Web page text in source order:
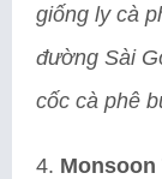
giống ly cà
đường Sài
cốc cà phê
4. Monsoon